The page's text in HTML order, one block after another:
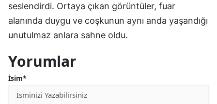
seslendirdi. Ortaya çıkan görüntüler, fuar
alanında duygu ve coşkunun aynı anda yaşandığı
unutulmaz anlara sahne oldu.
Yorumlar
İsim*